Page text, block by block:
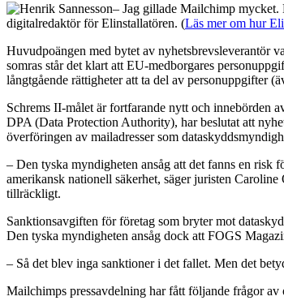
– Jag gillade Mailchimp mycket.
digitalredaktör för Elinstallatören. (Läs mer om hur
Huvudpoängen med bytet av nyhetsbrevsleverantör
somras står det klart att EU-medborgares
långtgående rättigheter att ta del av personuppgifter
Schrems II-målet är fortfarande nytt och innebörden
DPA (Data Protection Authority), har beslutat att
överföringen av mailadresser som
– Den tyska myndigheten ansåg att det fanns en
amerikansk nationell säkerhet, säger juristen
tillräckligt.
Sanktionsavgiften för företag som bryter mot
Den tyska myndigheten ansåg dock att FOGS
– Så det blev inga sanktioner i det fallet. Men det
Mailchimps pressavdelning har fått följande frågor